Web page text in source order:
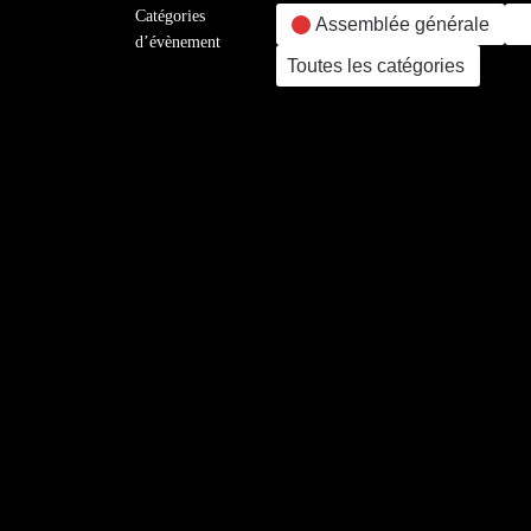
Catégories
d’évènement
Assemblée générale
Toutes les catégories